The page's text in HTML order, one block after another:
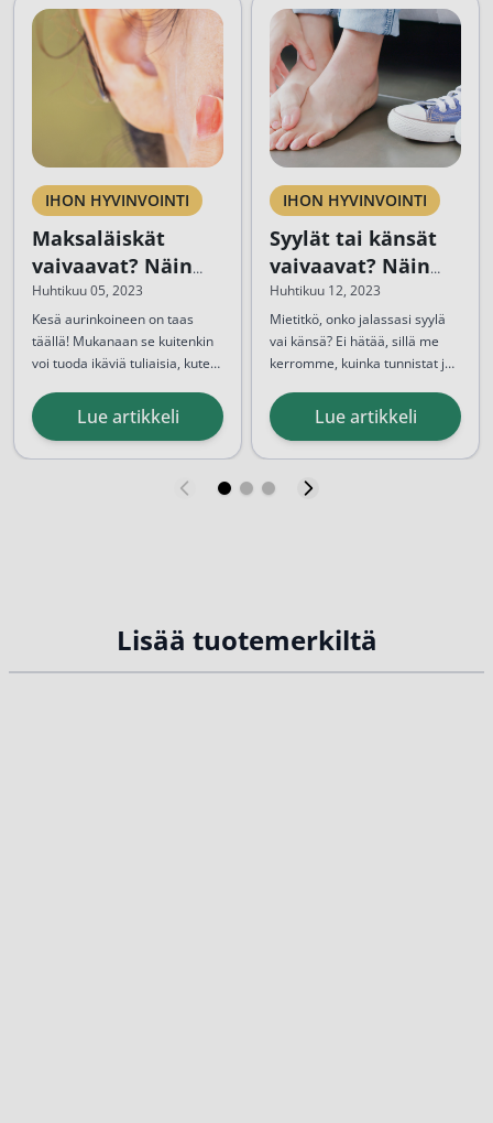
IHON HYVINVOINTI
Maksaläiskät
vaivaavat? Näin
hoidat niitä!
Huhtikuu 05, 2023
Kesä aurinkoineen on taas
täällä! Mukanaan se kuitenkin
voi tuoda ikäviä tuliaisia, kuten
kasvojen alueella.
Todennäköisesti ne ovat olleet
rusketuksineen on korostanut
Lue artikkeli
IHON HYVINVOINTI
Syylät tai känsät
vaivaavat? Näin
tunnistat ja hoidat
ne oikein
Huhtikuu 12, 2023
Mietitkö, onko jalassasi syylä
vai känsä? Ei hätää, sillä me
kerromme, kuinka tunnistat ja
Ennen hoidon aloittamista on
kuitenkin tärkeää tiedostaa,
samankaltaisilta, niiden syyt
Lue artikkeli
Lisää tuotemerkiltä